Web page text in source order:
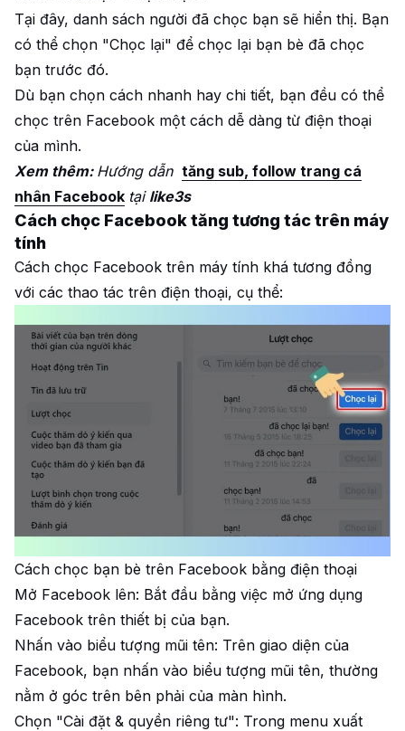
Tại đây, danh sách người đã chọc bạn sẽ hiển thị. Bạn
có thể chọn "Chọc lại" để chọc lại bạn bè đã chọc
bạn trước đó.
Dù bạn chọn cách nhanh hay chi tiết, bạn đều có thể
chọc trên Facebook một cách dễ dàng từ điện thoại
của mình.
Xem thêm: Hướng dẫn tăng sub, follow trang cá
nhân Facebook tại like3s
Cách chọc Facebook tăng tương tác trên máy
tính
Cách chọc Facebook trên máy tính khá tương đồng
với các thao tác trên điện thoại, cụ thể:
Cách chọc bạn bè trên Facebook bằng điện thoại
Mở Facebook lên: Bắt đầu bằng việc mở ứng dụng
Facebook trên thiết bị của bạn.
Nhấn vào biểu tượng mũi tên: Trên giao diện của
Facebook, bạn nhấn vào biểu tượng mũi tên, thường
nằm ở góc trên bên phải của màn hình.
Chọn "Cài đặt & quyền riêng tư": Trong menu xuất